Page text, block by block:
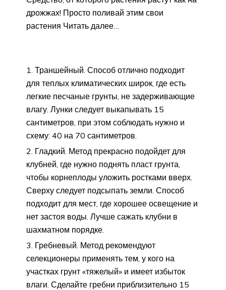
дрожжах! Просто поливай этим свои
растения Читать далее…
Траншейный. Способ отлично подходит
для теплых климатических широк, где есть
легкие песчаные грунты, не задерживающие
влагу. Лунки следует выкапывать 15
сантиметров, при этом соблюдать нужно и
схему: 40 на 70 сантиметров.
Гладкий. Метод прекрасно подойдет для
клубней, где нужно поднять пласт грунта,
чтобы корнеплоды уложить ростками вверх.
Сверху следует подсыпать земли. Способ
подходит для мест, где хорошее освещение и
нет застоя воды. Лучше сажать клубни в
шахматном порядке.
Гребневый. Метод рекомендуют
селекционеры применять тем, у кого на
участках грунт «тяжелый» и имеет избыток
влаги. Сделайте гребни приблизительно 15